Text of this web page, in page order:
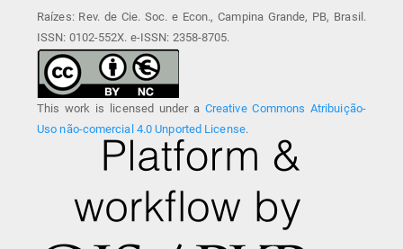
Raízes: Rev. de Cie. Soc. e Econ., Campina Grande, PB, Brasil.
ISSN: 0102-552X. e-ISSN: 2358-8705.
This work is licensed under a Creative Commons Atribuição-
Uso não-comercial 4.0 Unported License.